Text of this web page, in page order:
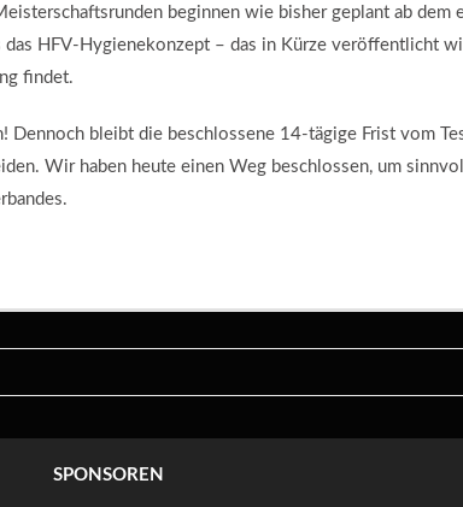
beginnen wie bisher geplant ab dem
das HFV-Hygienekonzept – das in Kürze veröffentlicht
findet.
Dennoch bleibt die beschlossene 14-tägige Frist vom
Wir haben heute einen Weg beschlossen, um
SPONSOREN